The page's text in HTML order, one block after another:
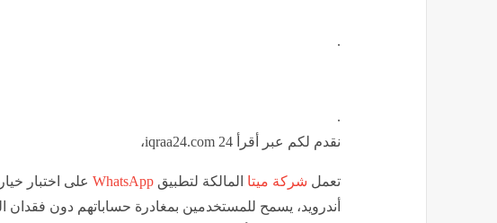
.
.
نقدم لكم عبر أقرأ 24 iqraa24.com،
تعمل شركة ميتا المالكة لتطبيقWhatsApp على اختبار
أندرويد، يسمح للمستخدمين بمغادرة حساباتهم دون